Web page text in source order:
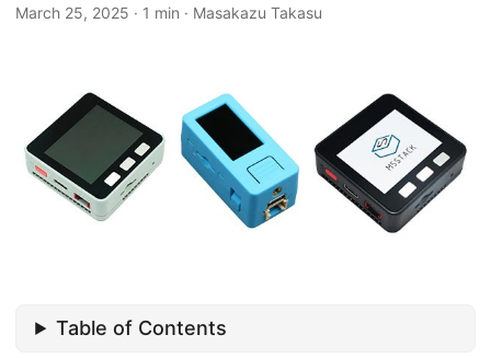
March 25, 2025 · 1 min · Masakazu Takasu
Table of Contents